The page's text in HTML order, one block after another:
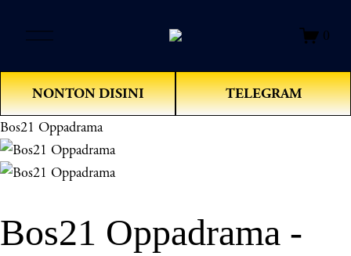
e
n
M
e
u
0
NONTON DISINI TELEGRAM
Bos21 Oppadrama
Bos21 Oppadrama -